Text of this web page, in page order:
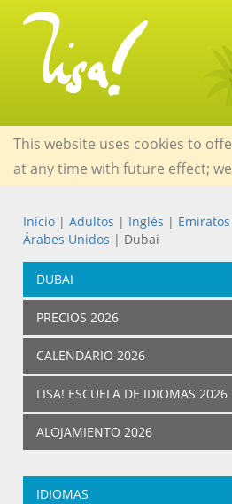
This website uses cookies to
at any time with future effect;
Inicio| Adultos | Inglés | Emiratos
Árabes Unidos | Dubai
DUBAI
PRECIOS 2026
CALENDARIO 2026
LISA! ESCUELA DE IDIOMAS 2026
ALOJAMIENTO 2026
IDIOMAS